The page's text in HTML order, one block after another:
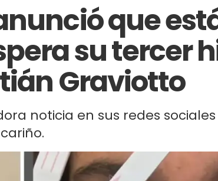
que
su tercer
Graviotto
noticia en sus redes